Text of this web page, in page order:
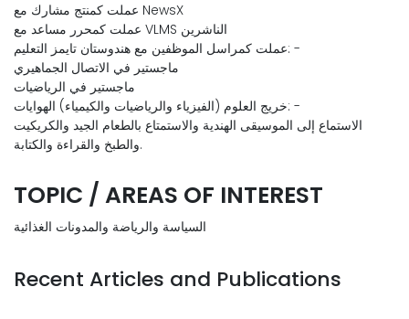
عملت كمنتج مشارك مع NewsX
عملت كمحرر مساعد مع VLMS الناشرين
عملت كمراسل الموظفين مع هندوستان تايمز التعليم: -
ماجستير في الاتصال الجماهيري
ماجستير في الرياضيات
خريج العلوم (الفيزياء والرياضيات والكيمياء) الهوايات: -
الاستماع إلى الموسيقى الهندية والاستمتاع بالطعام الجيد والكريكيت
والطبخ والقراءة والكتابة.
TOPIC / AREAS OF INTEREST
السياسة والرياضة والمدونات الغذائية
Recent Articles and Publications